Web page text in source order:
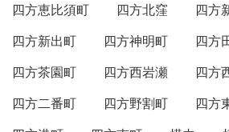
四方恵比須町
四方北窪
四方
四方新出町
四方神明町
四方
四方茶園町
四方西岩瀬
四方
四方二番町
四方野割町
四方